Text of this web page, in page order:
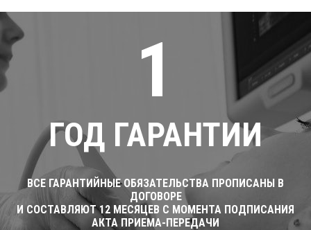
1
ГОД ГАРАНТИИ
ВСЕ ГАРАНТИЙНЫЕ ОБЯЗАТЕЛЬСТВА ПРОПИСАНЫ В
ДОГОВОРЕ
И СОСТАВЛЯЮТ 12 МЕСЯЦЕВ С МОМЕНТА ПОДПИСАНИЯ
АКТА ПРИЕМА-ПЕРЕДАЧИ